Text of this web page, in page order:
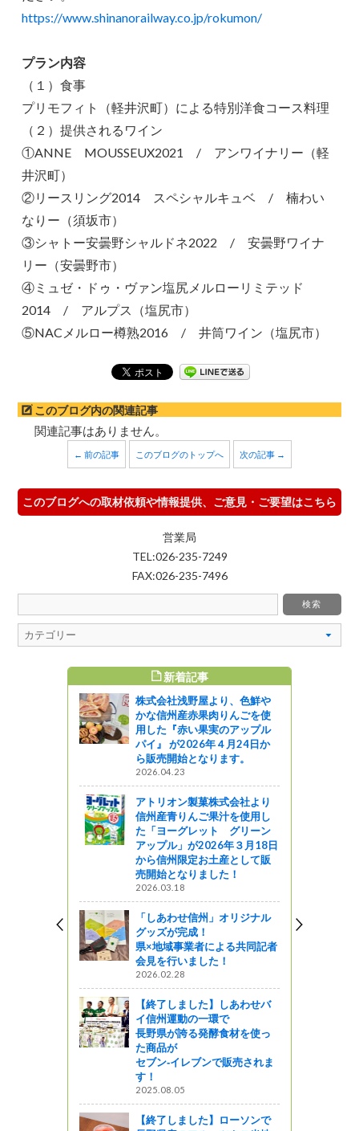
https://www.shinanorailway.co.jp/rokumon/
プラン内容
（１）食事
プリモフィト（軽井沢町）による特別洋食コース料理
（２）提供されるワイン
①ANNE MOUSSEUX2021 / アンワイナリー（軽
井沢町）
②リースリング2014 スペシャルキュベ / 楠わい
なりー（須坂市）
③シャトー安曇野シャルドネ2022 / 安曇野ワイナ
リー（安曇野市）
④ミュゼ・ドゥ・ヴァン塩尻メルローリミテッド
2014 / アルプス（塩尻市）
⑤NACメルロー樽熟2016 / 井筒ワイン（塩尻市）
このブログ内の関連記事
関連記事はありません。
← 前の記事 このブログのトップへ 次の記事 →
このブログへの取材依頼や情報提供、ご意見・ご要望はこちら
営業局
TEL:026-235-7249
FAX:026-235-7496
新着記事
株式会社浅野屋より、色鮮や
かな信州産赤果肉りんごを使
用した『赤い果実のアップル
パイ』 が2026年４月24日か
ら販売開始となります。
2026.04.23
アトリオン製菓株式会社より
信州産青りんご果汁を使用し
た「ヨーグレット グリーン
アップル」が2026年３月18日
から信州限定お土産として販
売開始となりました！
2026.03.18
「しあわせ信州」オリジナル
グッズが完成！
県×地域事業者による共同記者
会見を行いました！
2026.02.28
【終了しました】しあわせバ
イ信州運動の一環で
長野県が誇る発酵食材を使っ
た商品が
セブン‐イレブンで販売されま
す！
2025.08.05
【終了しました】ローソンで